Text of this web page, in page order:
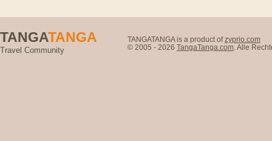
TANGATANGA
Travel Community
TANGATANGA is a product ofzyprio.com
© 2005 - 2026 TangaTanga.com . Alle